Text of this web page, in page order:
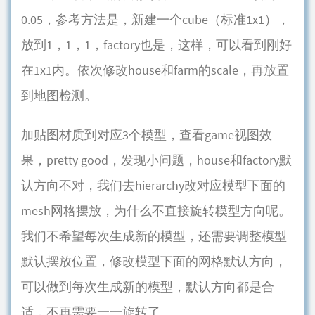
0.05，参考方法是，新建一个cube（标准1x1），
放到1，1，1，factory也是，这样，可以看到刚好
在1x1内。依次修改house和farm的scale，再放置
到地图检测。
加贴图材质到对应3个模型，查看game视图效
果，pretty good，发现小问题，house和factory默
认方向不对，我们去hierarchy改对应模型下面的
mesh网格摆放，为什么不直接旋转模型方向呢。
我们不希望每次生成新的模型，还需要调整模型
默认摆放位置，修改模型下面的网格默认方向，
可以做到每次生成新的模型，默认方向都是合